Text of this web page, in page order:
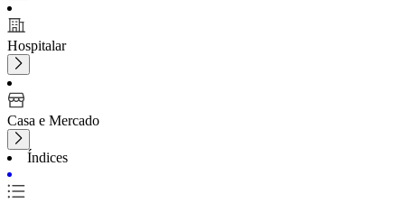
Hospitalar
Casa e Mercado
Índices